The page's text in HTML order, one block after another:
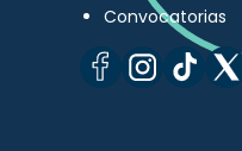
Convocatorias